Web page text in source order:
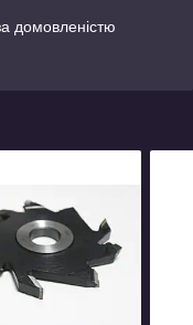
домовленістю